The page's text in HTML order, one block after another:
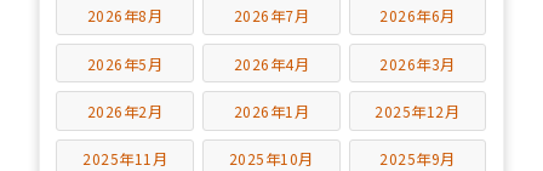
2026年8月 2026年7月 2026年6月
2026年5月 2026年4月 2026年3月
2026年2月 2026年1月 2025年12月
2025年11月 2025年10月 2025年9月